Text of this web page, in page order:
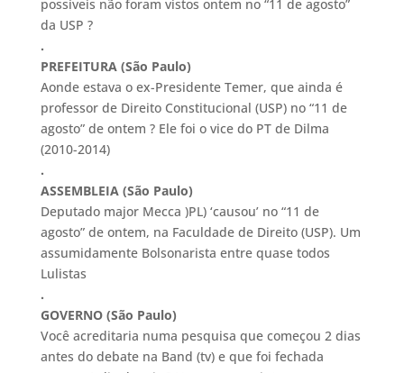
possíveis não foram vistos ontem no “11 de agosto”
da USP ?
.
PREFEITURA (São Paulo)
Aonde estava o ex-Presidente Temer, que ainda é
professor de Direito Constitucional (USP) no “11 de
agosto” de ontem ? Ele foi o vice do PT de Dilma
(2010-2014)
.
ASSEMBLEIA (São Paulo)
Deputado major Mecca )PL) ‘causou’ no “11 de
agosto” de ontem, na Faculdade de Direito (USP). Um
assumidamente Bolsonarista entre quase todos
Lulistas
.
GOVERNO (São Paulo)
Você acreditaria numa pesquisa que começou 2 dias
antes do debate na Band (tv) e que foi fechada